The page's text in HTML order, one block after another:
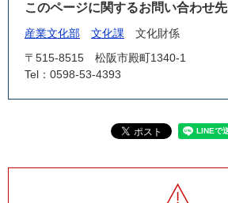
このページに関するお問い合わせ先
産業文化部 文化課
文化財係
〒515-8515
松阪市殿町1340-1
Tel：0598-53-4393